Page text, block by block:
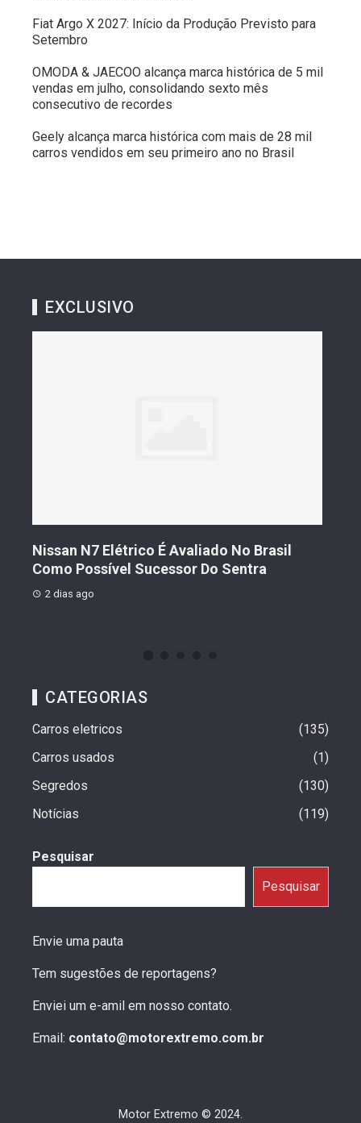
Fiat Argo X 2027: Início da Produção Previsto para
Setembro
OMODA & JAECOO alcança marca histórica de 5 mil
vendas em julho, consolidando sexto mês
consecutivo de recordes
Geely alcança marca histórica com mais de 28 mil
carros vendidos em seu primeiro ano no Brasil
EXCLUSIVO
É Avaliado No Brasil
Sucessor Do Sentra
Geely Celebra Um
Vendas Que
CATEGORIAS
Carros eletricos
135
Carros usados
1
Segredos
130
Notícias
119
Pesquisar
Pesquisar
Envie uma pauta
Tem sugestões de reportagens?
Enviei um e-amil em nosso contato.
Email: contato@motorextremo.com.br
Motor Extremo © 2024.